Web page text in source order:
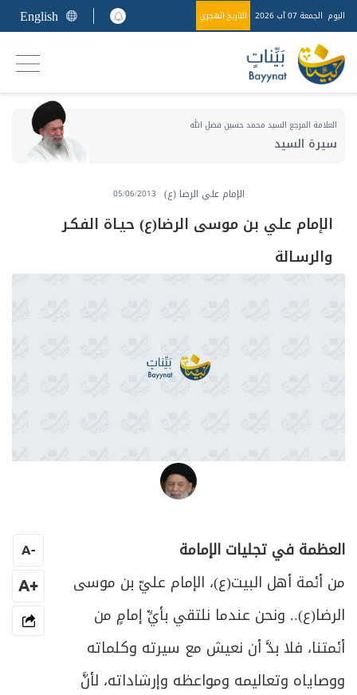
اليوم الجمعة 07 آب 2026 التاريخ الهجري English
العلامة المرجع السيد محمد حسين فضل الله
سيرة السيد
الإمام علي الرضا (ع) 05/06/2013
الإمام علي بن موسى الرضا(ع) حيـاة الفكـر
والرسـالة
العظمة في تجليات الإمامة
من أئمة أهل البيت(ع)، الإمام عليّ بن موسى
الرضا(ع).. ونحن عندما نلتقي بأيِّ إمامٍ من
أئمتنا، فلا بدَّ أن نعيش مع سيرته وكلماته
ووصاياه وتعاليمه ومواعظه وإرشاداته، لأنَّ
-
A
+A